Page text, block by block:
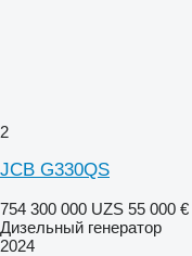
2
JCB G330QS
754 300 000 UZS 55 000 €
Дизельный генератор
2024